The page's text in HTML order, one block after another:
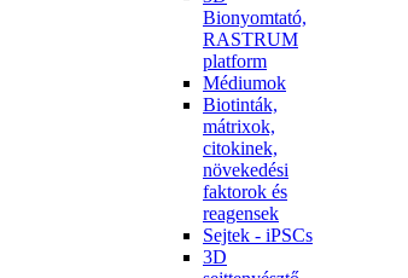
Bionyomtató,
RASTRUM
platform
Médiumok
Biotinták,
mátrixok,
citokinek,
növekedési
faktorok és
reagensek
Sejtek - iPSCs
3D